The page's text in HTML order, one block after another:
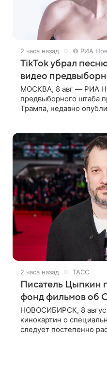
2 часа назад © РИА
TikTok убрал
видео
МОСКВА, 8 авг — РИА
предвыборного штаба
Трампа, недавно
2 часа назад ТАСС
Писатель Цыпкин
фонд фильмов об
НОВОСИБИРСК, 8
кинокартин о
следует постепенно